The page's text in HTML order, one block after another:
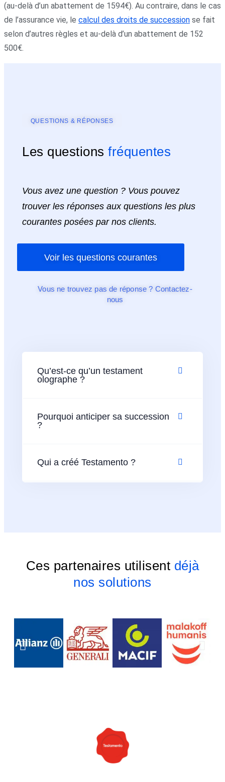
(au-delà d’un abattement de 1594€). Au contraire, dans le cas
de l’assurance vie, le calcul des droits de succession se fait
selon d’autres règles et au-delà d’un abattement de 152
500€.
QUESTIONS & RÉPONSES
Les questions fréquentes
Vous avez une question ? Vous pouvez
trouver les réponses aux questions les plus
courantes posées par nos clients.
Voir les questions courantes
Vous ne trouvez pas de réponse ? Contactez-
nous
Qu’est-ce qu’un testament
olographe ?
Pourquoi anticiper sa succession
?
Qui a créé Testamento ?
Ces partenaires utilisent déjà
nos solutions